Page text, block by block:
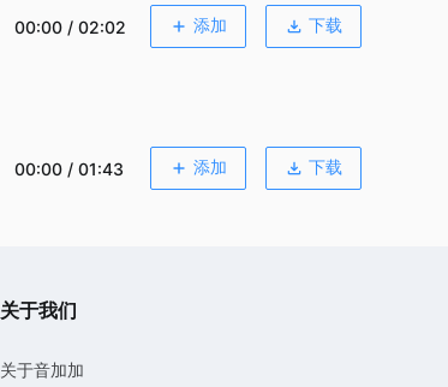
00:00 / 02:02 添加 下载
00:00 / 01:43 添加 下载
关于我们
关于音加加